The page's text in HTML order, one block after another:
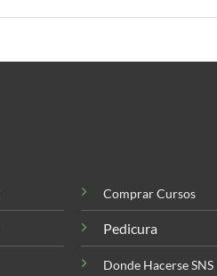
Comprar Cursos
Pedicura
Donde Hacerse SNS